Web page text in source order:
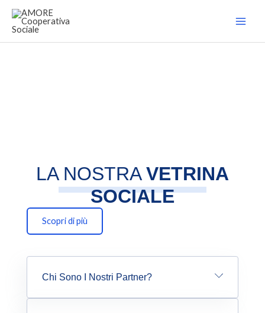
LA NOSTRAVETRINA
SOCIALE
Scopri di più
Chi Sono I Nostri Partner?